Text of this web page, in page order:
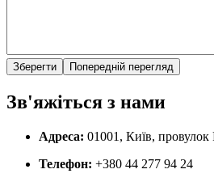
Зв'яжіться з нами
Адреса: 01001, Київ,
Телефон: +380 44 277 94 24